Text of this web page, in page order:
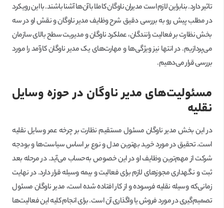
تاثیر دارد. بنابراین لازم است مدیران ناوگان کاملا با آن‌ها آشنا باشند. با این رویکرد
در مطلب پیش رو به بررسی دقیق شرح وظایف مدیر ناوگان و نقش او در سه
بخش نظارت بر فعالیت رانندگان، عملکرد ناوگان و مدیریت سطح بالای سازمان
می‌پردازیم. در انتها نیز ویژگی‌ها و مهارت‌های یک مدیر ناوگان کارآمد را مورد
بررسی قرار می‌دهیم.
مسئولیت‌های مدیر ناوگان در حوزه وسایل
نقلیه
در این بخش مدیر ناوگان مسئول مستقیم نظارت بر چرخه عمر وسايل نقلیه
است. تحقیق در مورد خرید بهترین مدل و نوع بر اساس سیاست‌ها و بودجه
شرکت از مهم‌ترین وظایف او در این خصوص به‌حساب می‌آید. در مرحله بعد
ثبت و نگهداری مجوزهای لازم برای فعالیت و بیمه وسیله قرار دارد. در نهایت
زمانی‌که وسیله نقلیه فرسوده و از کار افتاده شده است، مدیر ناوگان مسئول
تصمیم‌گیری در مورد فروش یا واگذاری آن است. برای انجام کلیه این فعالیت‌ها